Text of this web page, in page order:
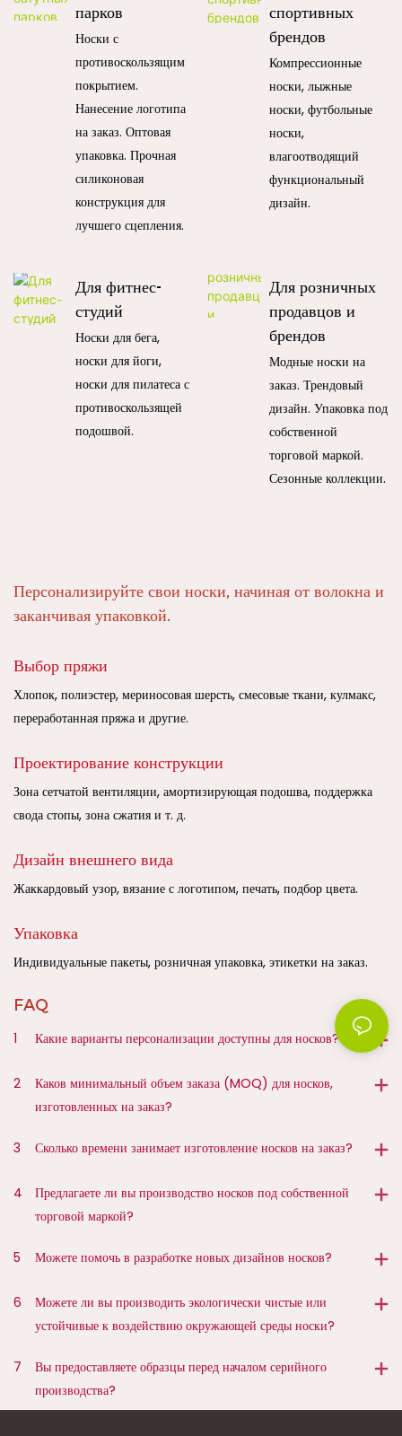
парков
Носки с
противоскользящим
покрытием.
Нанесение логотипа
на заказ. Оптовая
упаковка. Прочная
силиконовая
конструкция для
лучшего сцепления.
спортивных
брендов
Компрессионные
носки, лыжные
носки, футбольные
носки,
влагоотводящий
функциональный
дизайн.
Для фитнес-
студий
Носки для бега,
носки для йоги,
носки для пилатеса с
противоскользящей
подошвой.
Для розничных
продавцов и
брендов
Модные носки на
заказ. Трендовый
дизайн. Упаковка под
собственной
торговой маркой.
Сезонные коллекции.
Персонализируйте свои носки, начиная от волокна и
заканчивая упаковкой.
Выбор пряжи
Хлопок, полиэстер, мериносовая шерсть, смесовые ткани, кулмакс,
переработанная пряжа и другие.
Проектирование конструкции
Зона сетчатой ​​вентиляции, амортизирующая подошва, поддержка
свода стопы, зона сжатия и т. д.
Дизайн внешнего вида
Жаккардовый узор, вязание с логотипом, печать, подбор цвета.
Упаковка
Индивидуальные пакеты, розничная упаковка, этикетки на заказ.
FAQ
1 Какие варианты персонализации доступны для носков?
2
Каков минимальный объем заказа (MOQ) для носков,
изготовленных на заказ?
3 Сколько времени занимает изготовление носков на заказ?
4
Предлагаете ли вы производство носков под собственной
торговой маркой?
5 Можете помочь в разработке новых дизайнов носков?
6
Можете ли вы производить экологически чистые или
устойчивые к воздействию окружающей среды носки?
7
Вы предоставляете образцы перед началом серийного
производства?